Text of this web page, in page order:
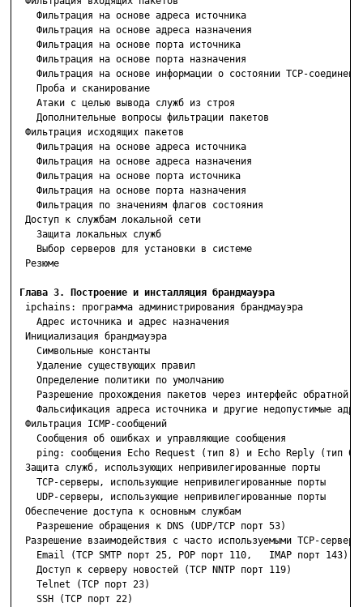
    Фильтрация на основе адреса источника
    Фильтрация на основе адреса назначения
    Фильтрация на основе порта источника
    Фильтрация на основе порта назначения
Фильтрация на основе информации о состоянии TCP-
    Проба и сканирование
    Атаки с целью вывода служб из строя
    Дополнительные вопросы фильтрации пакетов
  Фильтрация исходящих пакетов
    Фильтрация на основе адреса источника
    Фильтрация на основе адреса назначения
    Фильтрация на основе порта источника
    Фильтрация на основе порта назначения
    Фильтрация по значениям флагов состояния
  Доступ к службам локальной сети
    Защита локальных служб
    Выбор серверов для установки в системе
  Резюме
Глава 3. Построение и инсталляция брандмауэра
  ipchains: программа администрирования брандмауэра
    Адрес источника и адрес назначения
  Инициализация брандмауэра
    Символьные константы
    Удаление существующих правил
    Определение политики по умолчанию
Разрешение прохождения пакетов через интерфейс обратной
Фальсификация адреса источника и другие недопустимые
  Фильтрация ICMP-сообщений
    Сообщения об ошибках и управляющие сообщения
    ping: сообщения Echo Request (тип 8) и Echo Reply (тип 0)
  Защита служб, использующих непривилегированные порты
    TCP-серверы, использующие непривилегированные порты
    UDP-серверы, использующие непривилегированные порты
  Обеспечение доступа к основным службам
    Разрешение обращения к DNS (UDP/TCP порт 53)
Разрешение взаимодействия с часто используемыми TCP-
    Email (TCP SMTP порт 25, POP порт 110,   IMAP порт 143)
    Доступ к серверу новостей (TCP NNTP порт 119)
    Telnet (TCP порт 23)
    SSH (TCP порт 22)